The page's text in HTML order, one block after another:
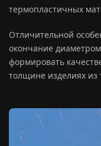
термопластичных
Отличительной
окончание диаметром
формировать
толщине изделиях